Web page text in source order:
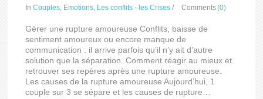
InCouples, Emotions, Les conflits - les Crises / Comments(0)
Gérer une rupture amoureuse Conflits, baisse de
sentiment amoureux ou encore manque de
communication : il arrive parfois qu’il n’y ait d’autre
solution que la séparation. Comment réagir au mieux et
retrouver ses repères après une rupture amoureuse.
Les causes de la rupture amoureuse Aujourd’hui, 1
couple sur 3 se sépare et les causes de rupture…